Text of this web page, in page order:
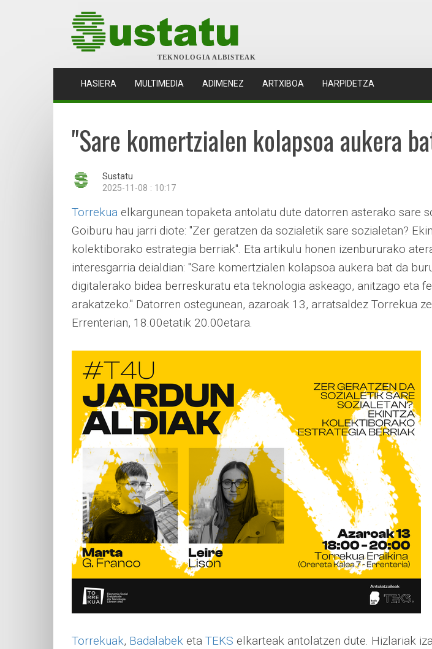
TEKNOLOGIA ALBISTEAK
HASIERA (CURRENT)
MULTIMEDIA ADIMENEZ ARTXIBOA HARPIDETZA
"Sare komertzialen kolapsoa aukera
Sustatu
2025-11-08 : 10:17
Torrekua elkargunean topaketa antolatu dute datorren asterako sare
Goiburu hau jarri diote: "Zer geratzen da sozialetik sare sozialetan?
kolektiborako estrategia berriak". Eta artikulu honen izenbururako
interesgarria deialdian: "Sare komertzialen kolapsoa aukera bat da
digitalerako bidea berreskuratu eta teknologia askeago, anitzago eta
arakatzeko." Datorren ostegunean, azaroak 13, arratsaldez Torrekua
Errenterian, 18.00etatik 20.00etara.
Torrekuak, Badalabek eta TEKS elkarteak antolatzen dute. Hizlariak